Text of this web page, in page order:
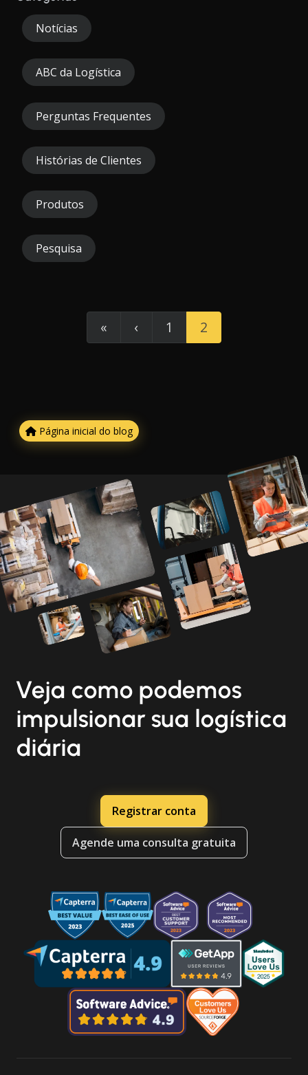
Notícias
ABC da Logística
Perguntas Frequentes
Histórias de Clientes
Produtos
Pesquisa
« ‹ 1 2
Página inicial do blog
Veja como podemos
impulsionar sua logística
diária
Registrar conta
Agende uma consulta gratuita